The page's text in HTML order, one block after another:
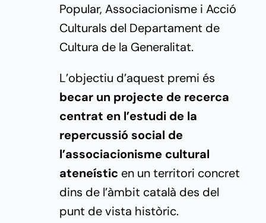
Popular, Associacionisme i Acció
Culturals del Departament de
Cultura de la Generalitat.
L’objectiu d’aquest premi és
becar un projecte de recerca
centrat en l’estudi de la
repercussió social de
l’associacionisme cultural
ateneístic en un territori concret
dins de l’àmbit català des del
punt de vista històric.